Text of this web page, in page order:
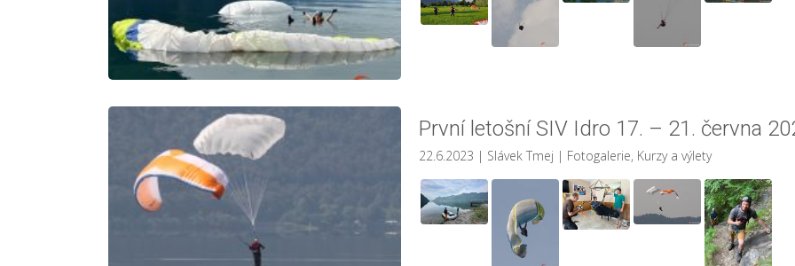
První letošní SIV Idro 17. – 21. června
22.6.2023 | Slávek Tmej | Fotogalerie, Kurzy a výlety